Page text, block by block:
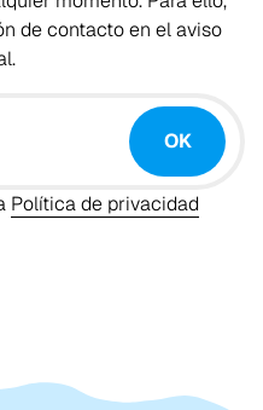
de contacto en el aviso
OK
Política de privacidad